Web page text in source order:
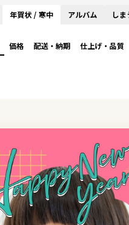
年賀状 / 寒中 アルバム しま
価格 配送・納期 仕上げ・品質